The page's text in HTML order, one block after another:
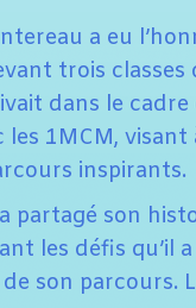
a eu
trois classes
dans le
les 1MCM,
inspirants.
partagé son
les défis qu’il
son parcours.